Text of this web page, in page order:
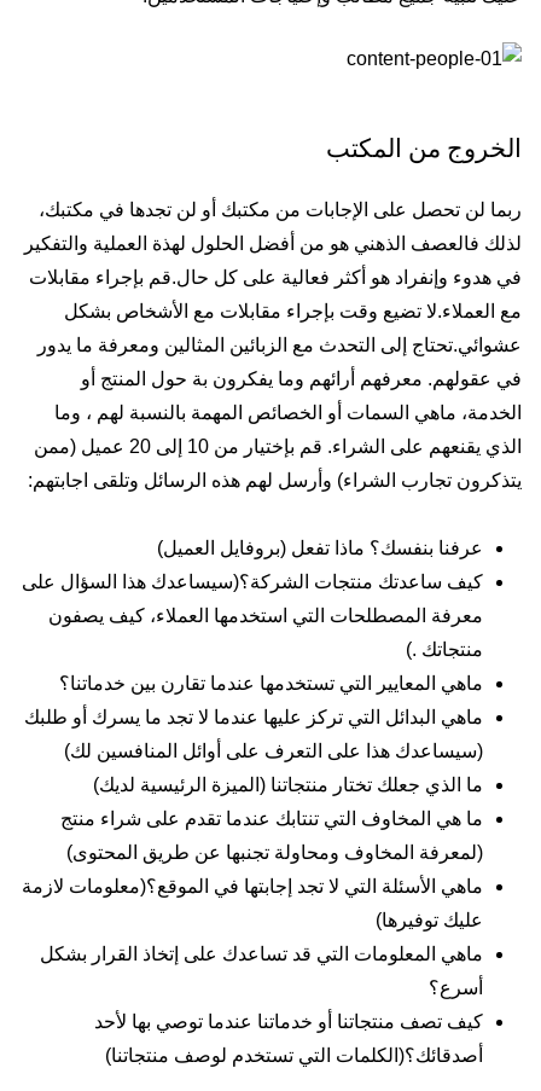
الخروج من المكتب
ربما لن تحصل على الإجابات من مكتبك أو لن تجدها في مكتبك،
لذلك فالعصف الذهني هو من أفضل الحلول لهذة العملية والتفكير
في هدوء وإنفراد هو أكثر فعالية على كل حال.قم بإجراء مقابلات
مع العملاء.لا تضيع وقت بإجراء مقابلات مع الأشخاص بشكل
عشوائي.تحتاج إلى التحدث مع الزبائين المثالين ومعرفة ما يدور
في عقولهم. معرفهم أرائهم وما يفكرون بة حول المنتج أو
الخدمة، ماهي السمات أو الخصائص المهمة بالنسبة لهم ، وما
الذي يقنعهم على الشراء. قم بإختيار من 10 إلى 20 عميل (ممن
يتذكرون تجارب الشراء) وأرسل لهم هذه الرسائل وتلقى اجابتهم:
عرفنا بنفسك؟ ماذا تفعل (بروفايل العميل)
كيف ساعدتك منتجات الشركة؟(سيساعدك هذا السؤال على
معرفة المصطلحات التي استخدمها العملاء، كيف يصفون
منتجاتك .)
ماهي المعايير التي تستخدمها عندما تقارن بين خدماتنا؟
ماهي البدائل التي تركز عليها عندما لا تجد ما يسرك أو طلبك
(سيساعدك هذا على التعرف على أوائل المنافسين لك)
ما الذي جعلك تختار منتجاتنا (الميزة الرئيسية لديك)
ما هي المخاوف التي تنتابك عندما تقدم على شراء منتج
(لمعرفة المخاوف ومحاولة تجنبها عن طريق المحتوى)
ماهي الأسئلة التي لا تجد إجابتها في الموقع؟(معلومات لازمة
عليك توفيرها)
ماهي المعلومات التي قد تساعدك على إتخاذ القرار بشكل
أسرع؟
كيف تصف منتجاتنا أو خدماتنا عندما توصي بها لأحد
أصدقائك؟(الكلمات التي تستخدم لوصف منتجاتنا)